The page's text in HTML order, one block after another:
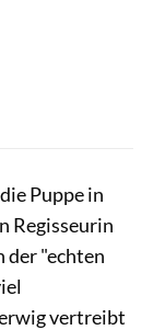
Puppe in
Regisseurin
der "echten
vertreibt